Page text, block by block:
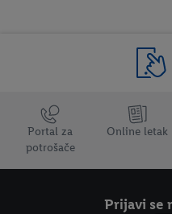
Trustbar
Portal za
potrošače
Online letak
Prijavi se